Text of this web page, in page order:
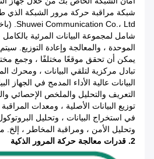
شامل لمجموعة البيانات المرئية بالكامل
الموحدة ، والمعالجة وإعادة التوزيع.
يمكن أن تحقق موقعًا مختلفًا ، وجمع
تبادل مركزية لتلقي البيانات ، ومحرك
البيانات عالية الأداء المدمج في الجهاز
التعريف والتحليل والملخص الإحصائي
توزيع البيانات الأصلية ، ومعدات المراقبة
في استخراج البيانات ، وتحليل
وتحليل الأمن ، ومراقبة المخاطر ،
2. قدرات معالجة حركة المرور الذكية